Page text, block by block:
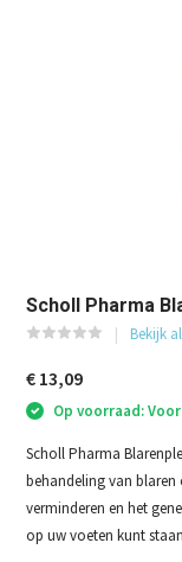
Scholl Pharma
Bekijk
€ 13,09
Op voorraad:
Scholl Pharma
behandeling van
verminderen en het
op uw voeten kunt